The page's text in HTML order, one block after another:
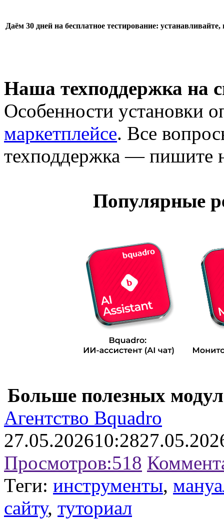
Даём 30 дней на бесплатное тестирование:
Наша техподдержка на
Особенности установки
маркетплейсе. Все
техподдержка — пишите
Популярные
Больше полезных
Агентство Bquadro
27.05.202610:28
Просмотров:518
Теги: инструменты,
сайту, туториал